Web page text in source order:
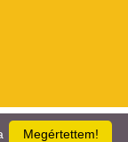
Megértettem!